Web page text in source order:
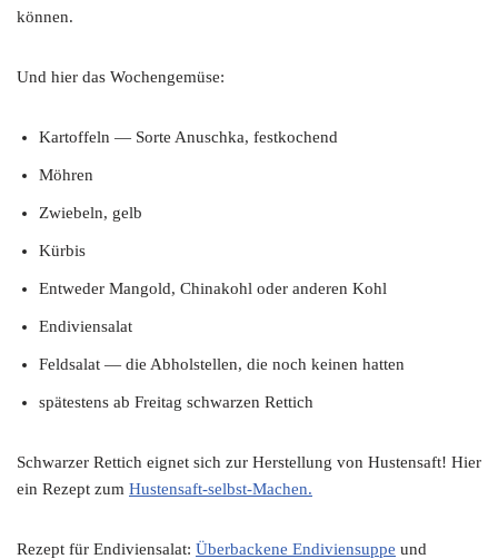
können.
Und hier das Wochengemüse:
Kartoffeln — Sorte Anuschka, festkochend
Möhren
Zwiebeln, gelb
Kürbis
Entweder Mangold, Chinakohl oder anderen Kohl
Endiviensalat
Feldsalat — die Abholstellen, die noch keinen hatten
spätestens ab Freitag schwarzen Rettich
Schwarzer Rettich eignet sich zur Herstellung von Hustensaft! Hier
ein Rezept zum Hustensaft-selbst-Machen.
Rezept für Endiviensalat: Überbackene Endiviensuppe und